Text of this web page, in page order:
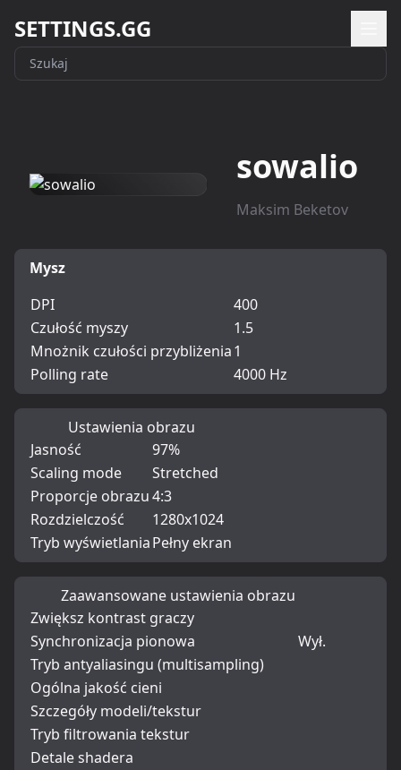
SETTINGS.GG
sowalio
Maksim Beketov
Mysz
DPI
400
Czułość myszy
1.5
Mnożnik czułości przybliżenia1
Polling rate
4000 Hz
Ustawienia obrazu
Jasność
97%
Scaling mode
Stretched
Proporcje obrazu4:3
Rozdzielczość
1280x1024
Tryb wyświetlaniaPełny ekran
Zaawansowane ustawienia obrazu
Zwiększ kontrast graczy
Synchronizacja pionowa
Wył.
Tryb antyaliasingu (multisampling)
Ogólna jakość cieni
Szczegóły modeli/tekstur
Tryb filtrowania tekstur
Detale shadera